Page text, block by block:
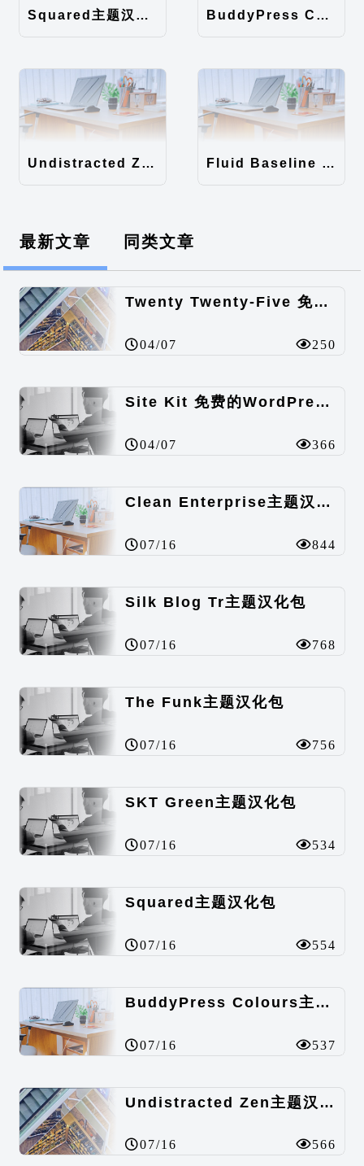
Squared主题汉化包 BuddyPress Colours主题汉化包
Undistracted Zen主题汉化包 Fluid Baseline Grid主题汉化包
最新文章 同类文章
Twenty Twenty-Five 免费的WordPress内容主题
04/07 250
Site Kit 免费的WordPress数据统计插件
04/07 366
Clean Enterprise主题汉化包
07/16 844
Silk Blog Tr主题汉化包
07/16 768
The Funk主题汉化包
07/16 756
SKT Green主题汉化包
07/16 534
Squared主题汉化包
07/16 554
BuddyPress Colours主题汉化包
07/16 537
Undistracted Zen主题汉化包
07/16 566